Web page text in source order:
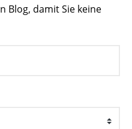
Blog, damit Sie keine